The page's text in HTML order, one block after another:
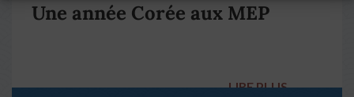
Une année Corée aux MEP
LIRE PLUS →